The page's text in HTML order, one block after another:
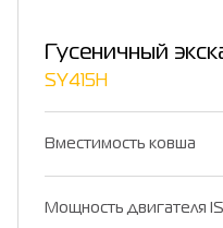
Гусеничный
SY415H
Вместимость ковша
Мощность двигателя